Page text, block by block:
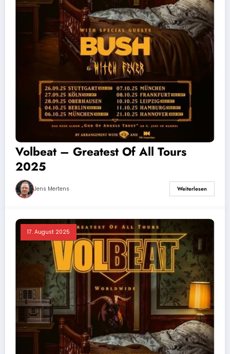
Volbeat – Greatest Of All Tours
2025
Jens Mertens Weiterlesen
17. August 2025